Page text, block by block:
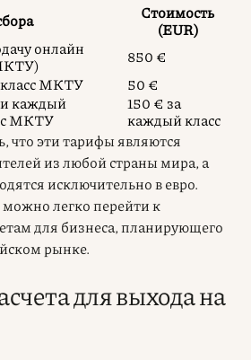
Стоимость
(EUR)
онлайн
850 €
класс МКТУ
50 €
и каждый
МКТУ
150 € за
каждый класс
что эти тарифы являются
из любой страны мира, а
исключительно в евро.
можно легко перейти к
для бизнеса, планирующего
рынке.
для выхода на